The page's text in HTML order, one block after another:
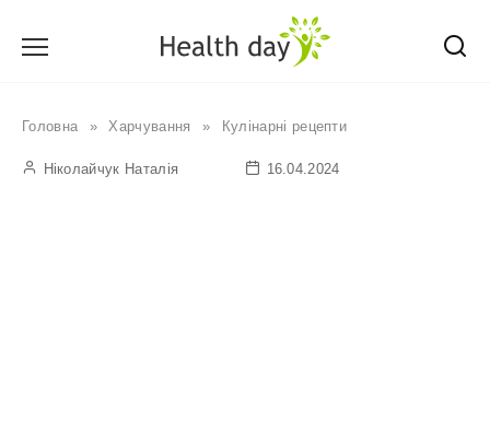
Головна » Харчування » Кулінарні рецепти
Ніколайчук Наталія 16.04.2024